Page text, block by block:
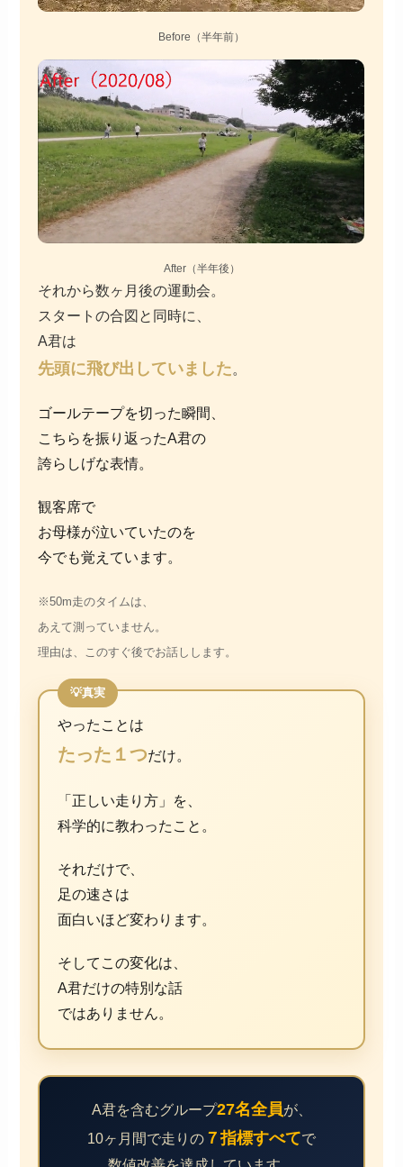
Before（半年前）
After（半年後）
それから数ヶ月後の運動会。
スタートの合図と同時に、
A君は
先頭に飛び出していました。
ゴールテープを切った瞬間、
こちらを振り返ったA君の
誇らしげな表情。
観客席で
お母様が泣いていたのを
今でも覚えています。
※50m走のタイムは、
あえて測っていません。
理由は、このすぐ後でお話しします。
やったことは
たった１つだけ。
「正しい走り方」を、
科学的に教わったこと。
それだけで、
足の速さは
面白いほど変わります。
そしてこの変化は、
A君だけの特別な話
ではありません。
A君を含むグループ27名全員が、
10ヶ月間で走りの ７指標すべてで